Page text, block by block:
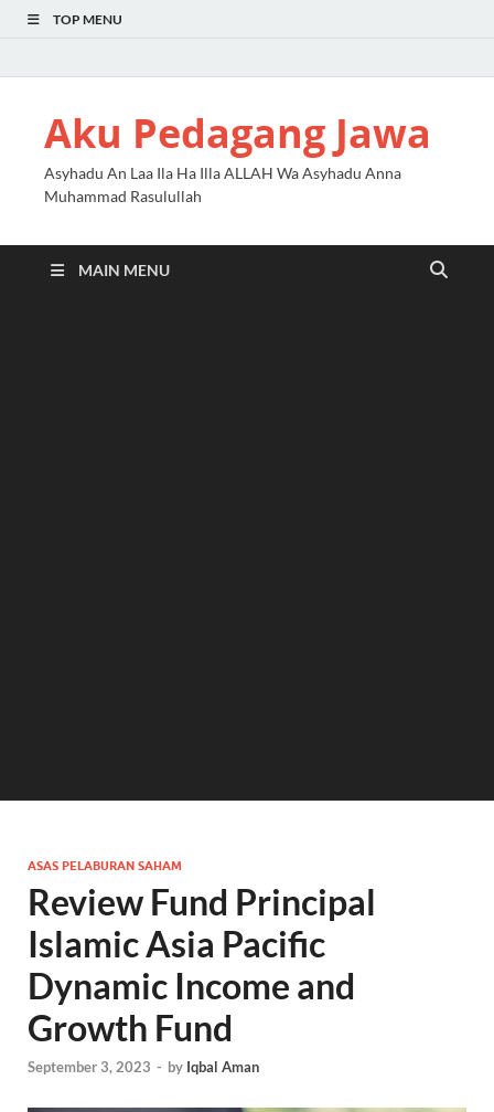
TOP MENU
Aku Pedagang Jawa
Asyhadu An Laa Ila Ha Illa ALLAH Wa Asyhadu Anna
Muhammad Rasulullah
MAIN MENU
ASAS PELABURAN SAHAM
Review Fund Principal
Islamic Asia Pacific
Dynamic Income and
Growth Fund
September 3, 2023 - by Iqbal Aman